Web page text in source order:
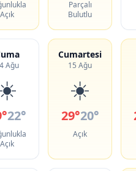
Açık
Parçalı
Bulutlu
Ağu
22°
Açık
Cumartesi
15 Ağu
☀️
29°20°
Açık